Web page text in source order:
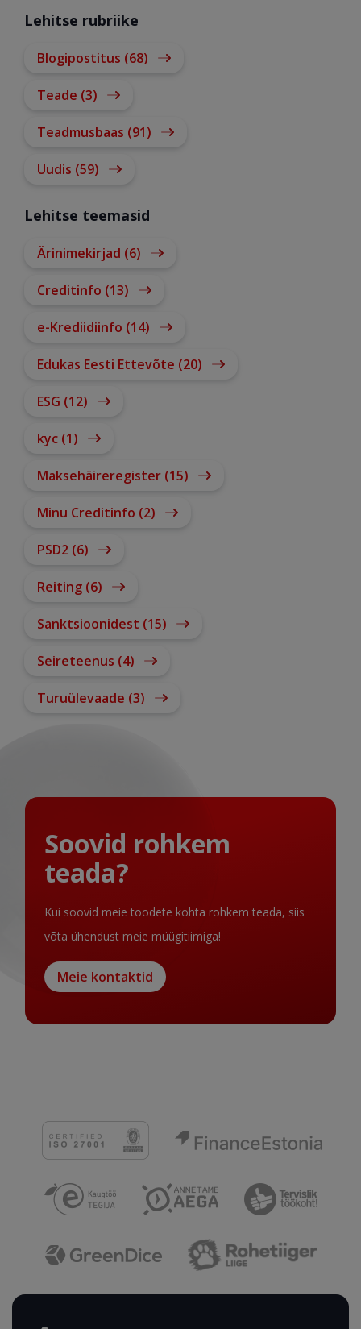
Lehitse rubriike
Blogipostitus (68)
Teade (3)
Teadmusbaas (91)
Uudis (59)
Lehitse teemasid
Ärinimekirjad (6)
Creditinfo (13)
e-Krediidiinfo (14)
Edukas Eesti Ettevõte (20)
ESG (12)
kyc (1)
Maksehäireregister (15)
Minu Creditinfo (2)
PSD2 (6)
Reiting (6)
Sanktsioonidest (15)
Seireteenus (4)
Turuülevaade (3)
Soovid rohkem
teada?
Kui soovid meie toodete kohta rohkem teada, siis
võta ühendust meie müügitiimiga!
Meie kontaktid